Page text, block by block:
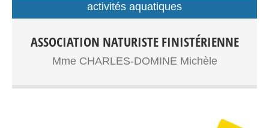
activités aquatiques
ASSOCIATION NATURISTE FINISTÉRIENNE
Mme CHARLES-DOMINE Michèle